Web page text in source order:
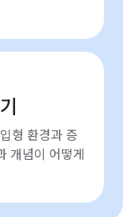
형 환경과 증
개념이 어떻게